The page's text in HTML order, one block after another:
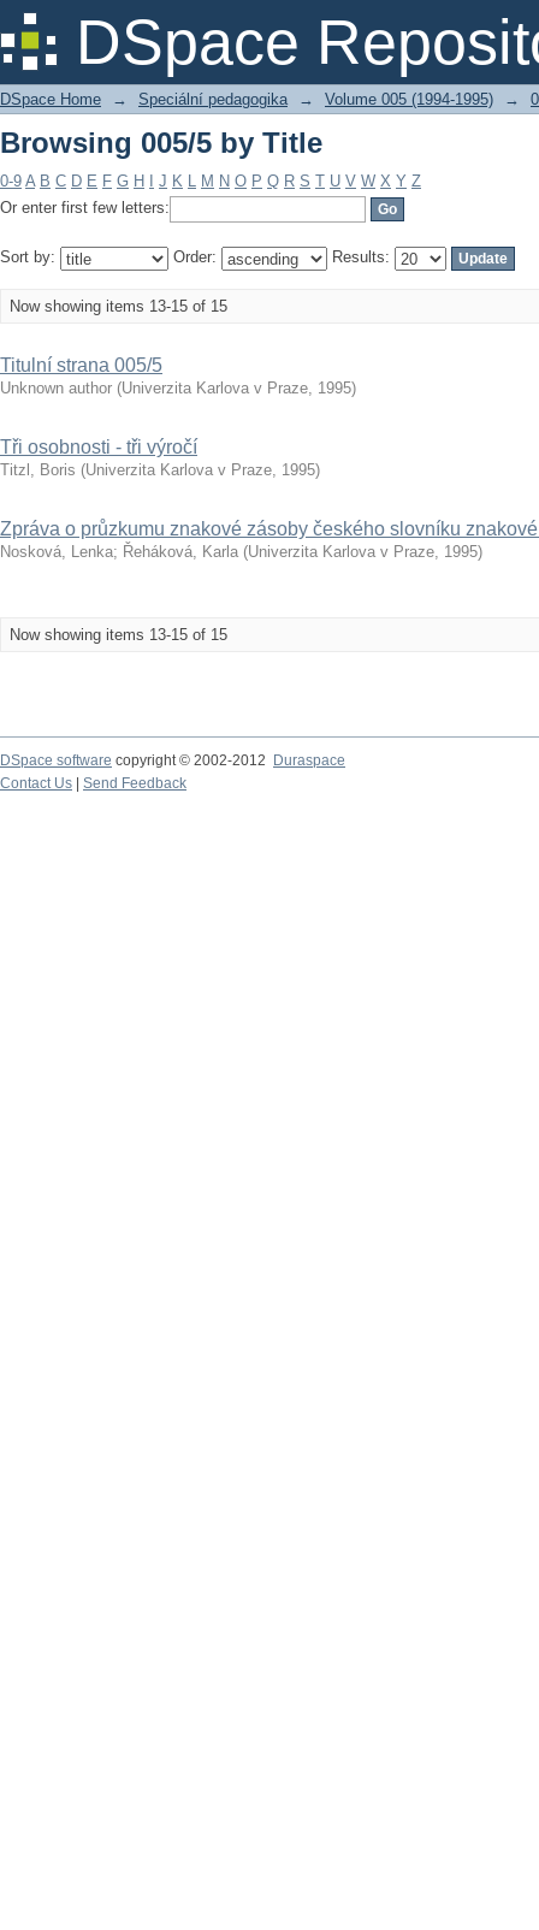
DSpace
Browsing 005/5 by Title
DSpace Home → Speciální pedagogika → Volume 005 (1994-1995) →
Browsing 005/5 by Title
0-9 A B C D E F G H J K L M N O P Q R S T U V W X Y Z
Or enter first few letters:
Sort by: Order: Results:
Now showing items 13-15 of 15
Titulní strana 005/5
Unknown author (Univerzita Karlova v Praze, 1995)
Tři osobnosti - tři výročí
Titzl, Boris (Univerzita Karlova v Praze, 1995)
Zpráva o průzkumu znakové zásoby českého slovníku
Nosková, Lenka; Řeháková, Karla (Univerzita Karlova v Praze, 1995)
Now showing items 13-15 of 15
DSpace software copyright © 2002-2012
Duraspace
Contact Us
Send Feedback